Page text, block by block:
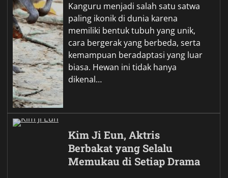
Kanguru menjadi salah satu satwa
paling ikonik di dunia karena
memiliki bentuk tubuh yang unik,
cara bergerak yang berbeda, serta
kemampuan beradaptasi yang luar
biasa. Hewan ini tidak hanya
dikenal…
Kim Ji Eun, Aktris
Berbakat yang Selalu
Memukau di Setiap Drama